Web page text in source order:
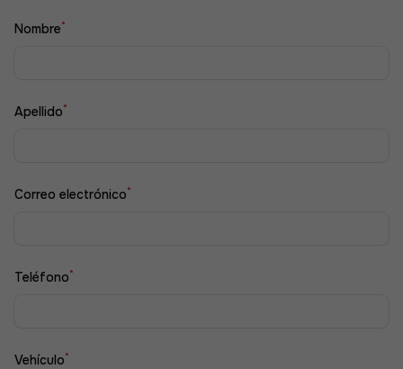
Nombre*
Apellido*
Correo electrónico*
Teléfono*
Vehículo*